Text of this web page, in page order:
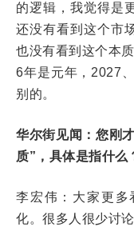
的逻辑，我觉得是
还没有看到这个市
也没有看到这个本
6年是元年，2027
别的。
华尔街见闻：您刚
质”，具体是指什么
李宏伟：大家更多
化。很多人很少讨